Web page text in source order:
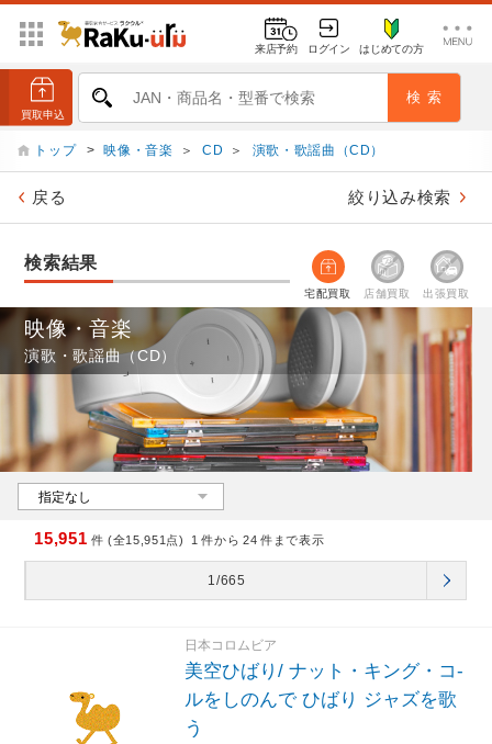
来店予約 ログイン はじめての方
トップ > 映像・音楽 ＞ CD ＞ 演歌・歌謡曲（CD）
戻る 絞り込み検索
検索結果
宅配買取 店舗買取 出張買取
映像・音楽
演歌・歌謡曲（CD）
15,951 件 (全15,951点) 1 件から 24 件まで表示
1/665
日本コロムビア
美空ひばり/ ナット・キング・コ-
ルをしのんで ひばり ジャズを歌
う